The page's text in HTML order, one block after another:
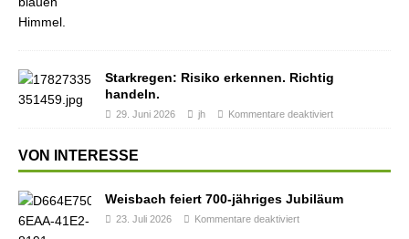
Starkregen: Risiko erkennen. Richtig
handeln.
29. Juni 2026 jh Kommentare deaktiviert
VON INTERESSE
Weisbach feiert 700-jähriges Jubiläum
23. Juli 2026 Kommentare deaktiviert